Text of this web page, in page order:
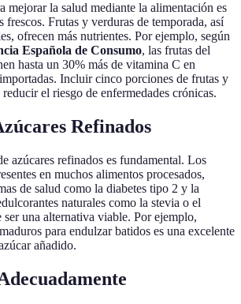
mejorar la salud mediante la alimentación es
frescos. Frutas y verduras de temporada, así
ofrecen más nutrientes. Por ejemplo, según
Española de Consumo, las frutas del
hasta un 30% más de vitamina C en
Incluir cinco porciones de frutas y
el riesgo de enfermedades crónicas.
Refinados
azúcares refinados es fundamental. Los
en muchos alimentos procesados,
de salud como la diabetes tipo 2 y la
naturales como la stevia o el
ser una alternativa viable. Por ejemplo,
para endulzar batidos es una excelente
añadido.